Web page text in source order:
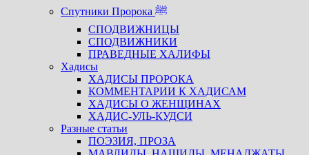
Спутники Пророка ﷺ
СПОДВИЖНИЦЫ
СПОДВИЖНИКИ
ПРАВЕДНЫЕ ХАЛИФЫ
Хадисы
ХАДИСЫ ПРОРОКА
КОММЕНТАРИИ К ХАДИСАМ
ХАДИСЫ О ЖЕНЩИНАХ
ХАДИС-УЛЬ-КУДСИ
Разные статьи
ПОЭЗИЯ, ПРОЗА